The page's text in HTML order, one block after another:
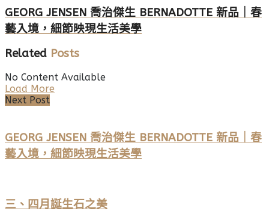
GEORG JENSEN 喬治傑生 BERNADOTTE 新品｜春
藝入境，細節映現生活美學
Related Posts
No Content Available
Load More
Next Post
GEORG JENSEN 喬治傑生 BERNADOTTE 新品｜春
藝入境，細節映現生活美學
三、四月誕生石之美